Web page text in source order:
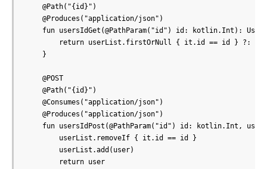
    @Path("{id}")
    @Produces("application/json")
fun usersIdGet(@PathParam("id") id: kotlin.Int): User
return userList.firstOrNull { it.id == id } ?:
    }
    @POST
    @Path("{id}")
    @Consumes("application/json")
    @Produces("application/json")
fun usersIdPost(@PathParam("id") id: kotlin.Int,
        userList.removeIf { it.id == id }
        userList.add(user)
        return user